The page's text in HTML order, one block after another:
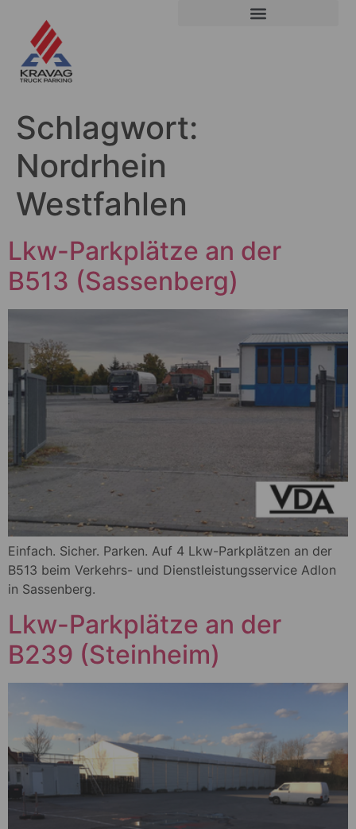
Schlagwort:
Nordrhein
Westfahlen
Lkw-Parkplätze an der
B513 (Sassenberg)
Einfach. Sicher. Parken. Auf 4 Lkw-Parkplätzen an der
B513 beim Verkehrs- und Dienstleistungsservice Adlon
in Sassenberg.
Lkw-Parkplätze an der
B239 (Steinheim)